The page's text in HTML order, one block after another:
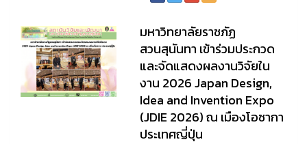
มหาวิทยาลัยราชภัฏ
สวนสุนันทา เข้าร่วมประกวด
และจัดแสดงผลงานวิจัยใน
งาน 2026 Japan Design,
Idea and Invention Expo
(JDIE 2026) ณ เมืองโอซากา
ประเทศญี่ปุ่น